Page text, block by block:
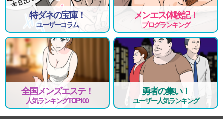
特ダネの宝庫！
ユーザーコラム
メンエス体験記！
ブログランキング
全国メンズエステ！
人気ランキングTOP100
勇者の集い！
ユーザー人気ランキング